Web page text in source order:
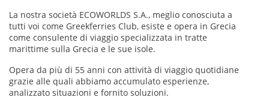
La nostra società ECOWORLDS S.A., meglio conosciuta a
tutti voi come Greekferries Club, esiste e opera in Grecia
come consulente di viaggio specializzata in tratte
marittime sulla Grecia e le sue isole.
Opera da più di 55 anni con attività di viaggio quotidiane
grazie alle quali abbiamo accumulato esperienze,
analizzato situazioni e fornito soluzioni.